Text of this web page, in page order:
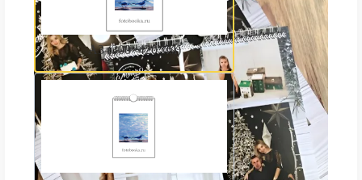
А3 (300×420 мм)